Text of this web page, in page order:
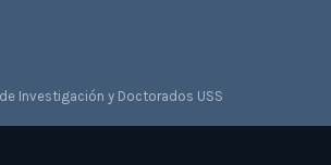
Investigación y Doctorados USS